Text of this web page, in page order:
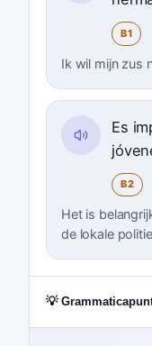
B1
Ik wil mijn zus
Es
B2
Het is
de lokale
💡